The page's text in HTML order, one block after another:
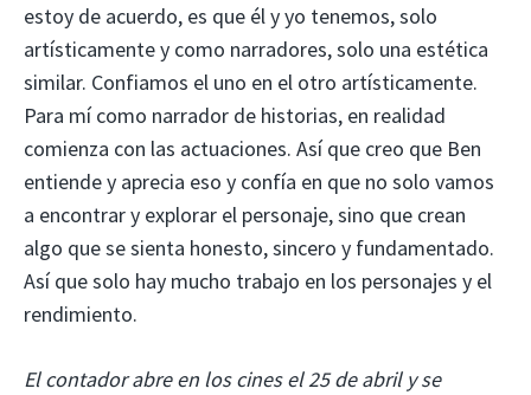
estoy de acuerdo, es que él y yo tenemos, solo
artísticamente y como narradores, solo una estética
similar. Confiamos el uno en el otro artísticamente.
Para mí como narrador de historias, en realidad
comienza con las actuaciones. Así que creo que Ben
entiende y aprecia eso y confía en que no solo vamos
a encontrar y explorar el personaje, sino que crean
algo que se sienta honesto, sincero y fundamentado.
Así que solo hay mucho trabajo en los personajes y el
rendimiento.
El contador abre en los cines el 25 de abril y se